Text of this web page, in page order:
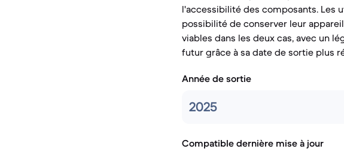
l'accessibilité des composants. Les
possibilité de conserver leur
viables dans les deux cas, avec un
futur grâce à sa date de sortie plus
Année de sortie
2025
Compatible dernière mise à jour